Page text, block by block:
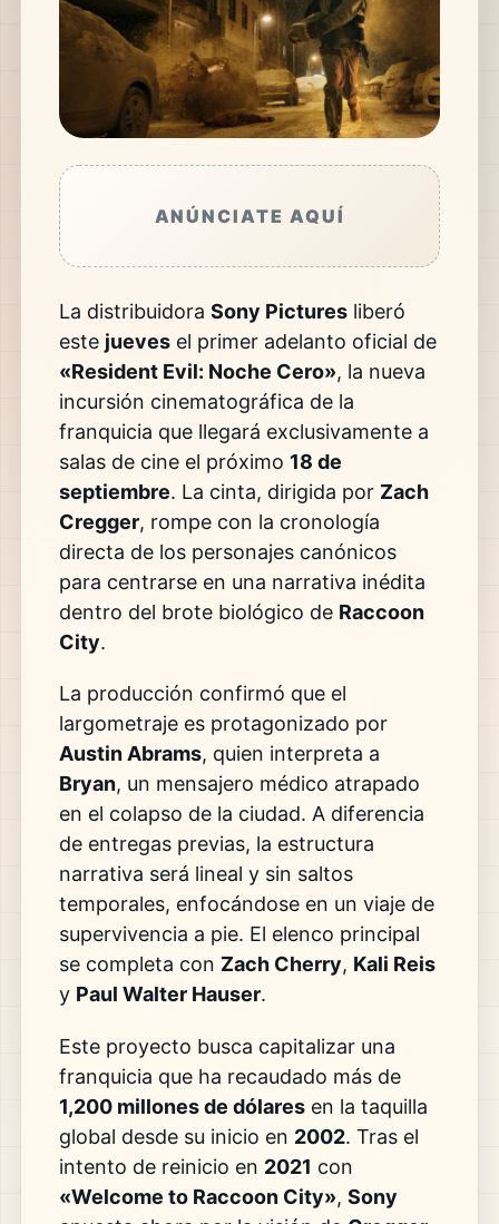
ANÚNCIATE AQUÍ
La distribuidora Sony Picturesliberó
este juevesel primer adelanto oficial de
«Resident Evil: Noche Cero», la nueva
incursión cinematográfica de la
franquicia que llegará exclusivamente a
salas de cine el próximo 18 de
septiembre. La cinta, dirigida por Zach
Cregger, rompe con la cronología
directa de los personajes canónicos
para centrarse en una narrativa inédita
dentro del brote biológico de Raccoon
City.
La producción confirmó que el
largometraje es protagonizado por
Austin Abrams, quien interpreta a
Bryan, un mensajero médico atrapado
en el colapso de la ciudad. A diferencia
de entregas previas, la estructura
narrativa será lineal y sin saltos
temporales, enfocándose en un viaje de
supervivencia a pie. El elenco principal
se completa con Zach Cherry, Kali Reis
y Paul Walter Hauser.
Este proyecto busca capitalizar una
franquicia que ha recaudado más de
1,200 millones de dólaresen la taquilla
global desde su inicio en 2002. Tras el
intento de reinicio en 2021 con
«Welcome to Raccoon City», Sony